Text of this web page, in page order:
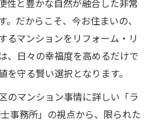
性と豊かな自然が融合した非常
。だからこそ、今お住まいの、
るマンションをリフォーム・リ
、日々の幸福度を高めるだけで
守る賢い選択となります。
のマンション事情に詳しい「ラ
事務所」の視点から、限られた